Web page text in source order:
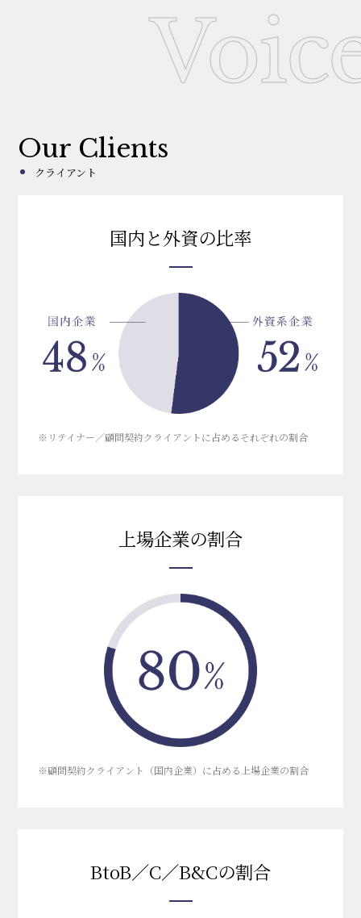
Our Clients
クライアント
国内と外資の比率
※リテイナー／顧問契約クライアントに占めるそれぞれの割合
上場企業の割合
※顧問契約クライアント（国内企業）に占める上場企業の割合
BtoB／C／B&Cの割合